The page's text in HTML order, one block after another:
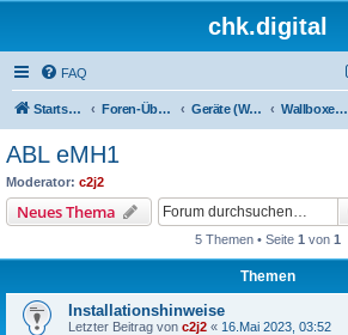
chk.digital
FAQ
Startseite Foren-Übersicht Geräte (Wallboxen, Stromquellen, Autos) Wallboxen & Funkschalter
ABL eMH1
Moderator: c2j2
Neues Thema
5 Themen • Seite 1 von 1
Themen
Installationshinweise
Letzter Beitrag von c2j2 « 16.Mai 2023, 03:52